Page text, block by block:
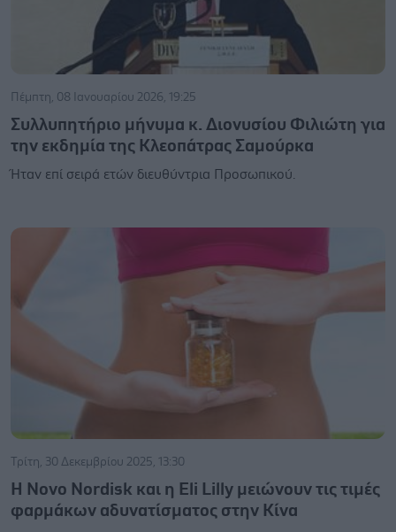
Πέμπτη, 08 Ιανουαρίου 2026, 19:25
Συλλυπητήριο μήνυμα κ. Διονυσίου Φιλιώτη για
την εκδημία της Κλεοπάτρας Σαμούρκα
Ήταν επί σειρά ετών διευθύντρια Προσωπικού.
Τρίτη, 30 Δεκεμβρίου 2025, 13:30
Η Novo Nordisk και η Eli Lilly μειώνουν τις τιμές
φαρμάκων αδυνατίσματος στην Κίνα